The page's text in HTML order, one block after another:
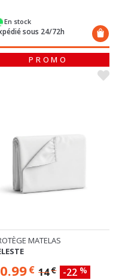
En stock
sous 24/72h
PROMO
MATELAS
€ 14€ -22 %